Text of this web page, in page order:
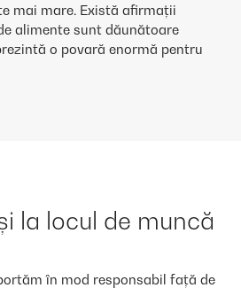
mai mare. Există afirmații
alimente sunt dăunătoare
o povară enormă pentru
la locul de muncă
în mod responsabil față de